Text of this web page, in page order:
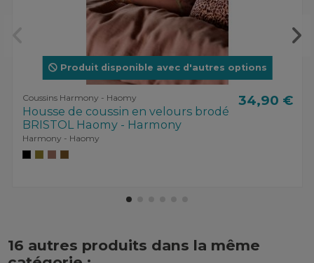
Produit disponible avec d'autres options
Coussins Harmony - Haomy
Housse de coussin en velours brodé
BRISTOL Haomy - Harmony
Harmony - Haomy
34,90 €
16 autres produits dans la même